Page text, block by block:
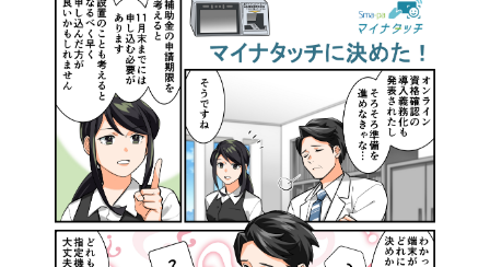
U-NEXT HOLDINGS
採用情報
ALMEX Blog
マイページログイン